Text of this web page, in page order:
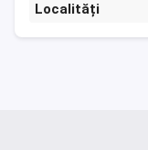
Localități